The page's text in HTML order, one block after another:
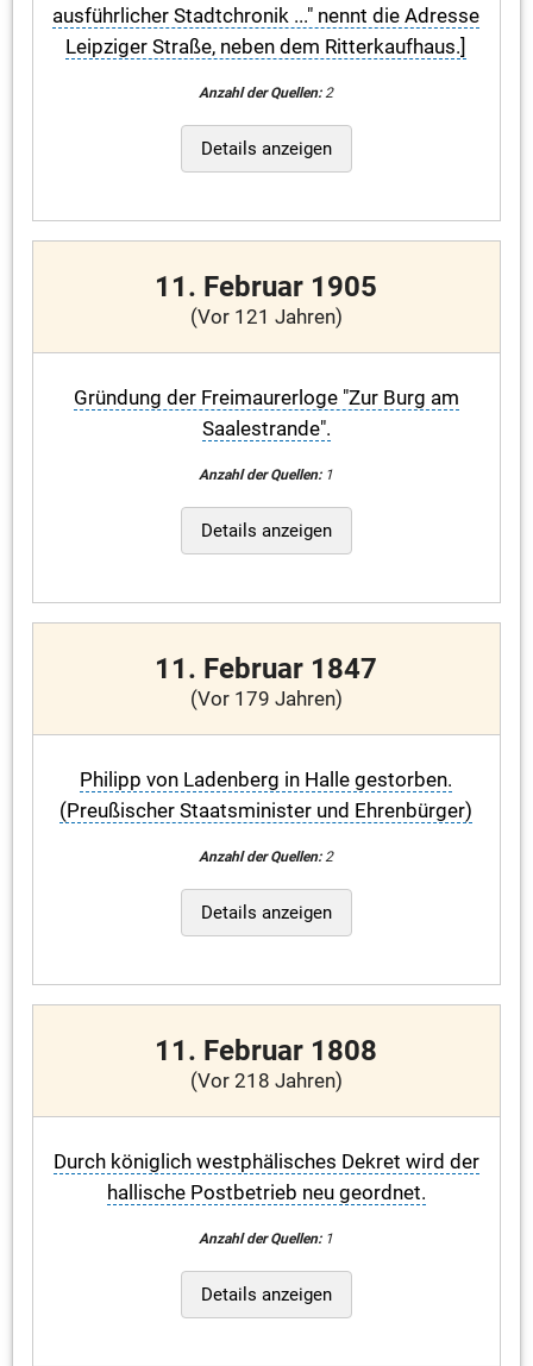
ausführlicher Stadtchronik ..." nennt die Adresse
Leipziger Straße, neben dem Ritterkaufhaus.]
Anzahl der Quellen:2
Details anzeigen
11. Februar 1905
(Vor 121 Jahren)
Gründung der Freimaurerloge "Zur Burg am
Saalestrande".
Anzahl der Quellen:1
Details anzeigen
11. Februar 1847
(Vor 179 Jahren)
Philipp von Ladenberg in Halle gestorben.
(Preußischer Staatsminister und Ehrenbürger)
Anzahl der Quellen:2
Details anzeigen
11. Februar 1808
(Vor 218 Jahren)
Durch königlich westphälisches Dekret wird der
hallische Postbetrieb neu geordnet.
Anzahl der Quellen:1
Details anzeigen